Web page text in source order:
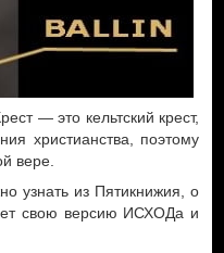
— это кельтский крест,
христианства, поэтому
вере.
узнать из Пятикнижия, о
свою версию ИСХОДа и